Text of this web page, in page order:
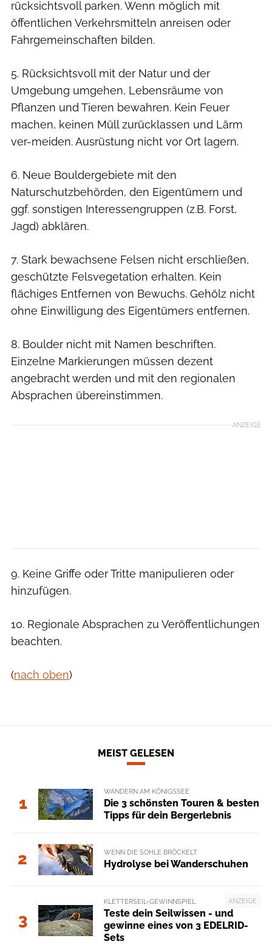
rücksichtsvoll parken. Wenn möglich mit
öffentlichen Verkehrsmitteln anreisen oder
Fahrgemeinschaften bilden.
5. Rücksichtsvoll mit der Natur und der
Umgebung umgehen, Lebensräume von
Pflanzen und Tieren bewahren. Kein Feuer
machen, keinen Müll zurücklassen und Lärm
ver-meiden. Ausrüstung nicht vor Ort lagern.
6. Neue Bouldergebiete mit den
Naturschutzbehörden, den Eigentümern und
ggf. sonstigen Interessengruppen (z.B. Forst,
Jagd) abklären.
7. Stark bewachsene Felsen nicht erschließen,
geschützte Felsvegetation erhalten. Kein
flächiges Entfernen von Bewuchs. Gehölz nicht
ohne Einwilligung des Eigentümers entfernen.
8. Boulder nicht mit Namen beschriften.
Einzelne Markierungen müssen dezent
angebracht werden und mit den regionalen
Absprachen übereinstimmen.
ANZEIGE
9. Keine Griffe oder Tritte manipulieren oder
hinzufügen.
10. Regionale Absprachen zu Veröffentlichungen
beachten.
(nach oben)
MEIST GELESEN
1
WANDERN AM KÖNIGSSEE
Die 3 schönsten Touren & besten
Tipps für dein Bergerlebnis
2 WENN DIE SOHLE BRÖCKELT
Hydrolyse bei Wanderschuhen
3
ANZEIGE
KLETTERSEIL-GEWINNSPIEL
Teste dein Seilwissen - und
gewinne eines von 3 EDELRID-
Sets